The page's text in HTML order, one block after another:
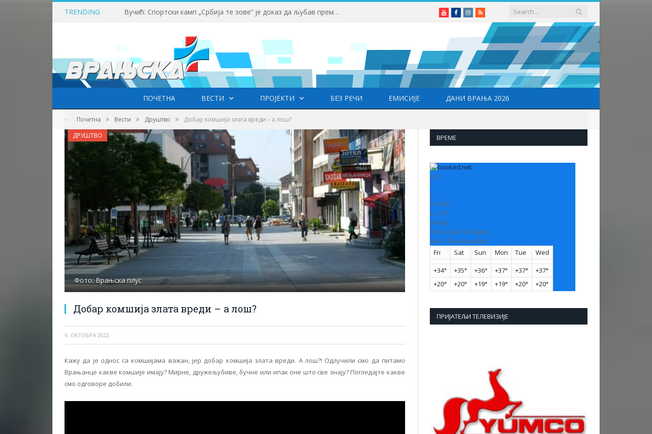
TRENDING Вучић: Спортски камп „Србија те зове“ је доказ да љубав према нашој земљи нема границе YoutubeFacebookInstagram
RSS
ПОЧЕТНА ВЕСТИ ПРОЈЕКТИ БЕЗ РЕЧИ ЕМИСИЈЕ ДАНИ ВРАЊА 2026
- Почетна » Вести » Друштво » Добар комшија злата вреди – а лош?
Фото: Врањска плус
Добар комшија злата вреди – а лош?
6. ОКТОБРА 2022.
ДРУШТВО
Кажу да је однос са комшијама важан, јер добар комшија злата вреди. А лош?! Одлучили смо да питамо
Врањанце какве комшије имају? Мирне, дружељубиве, бучне или ипак оне што све знају? Погледајте какве
смо одговоре добили.
ВРЕМЕ
+33
°
C
H: +34°
L: +19°
Vranje
Thursday, 06 August
See 7-Day Forecast
Fri
Sat Sun Mon Tue Wed
+34° +35° +36° +37° +37° +37°
+20° +20° +19° +19° +20° +20°
ПРИЈАТЕЉИ ТЕЛЕВИЗИЈЕ